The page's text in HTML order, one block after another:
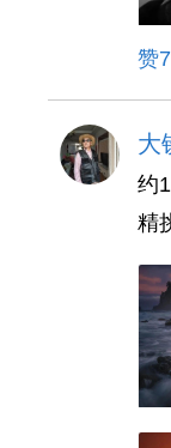
赞7
大
约
精